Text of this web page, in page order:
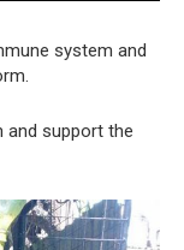
system and
and support the